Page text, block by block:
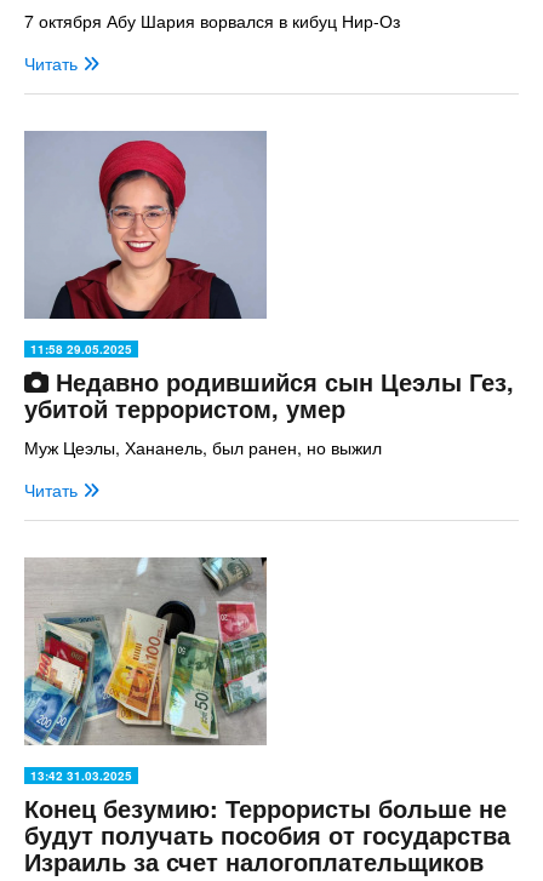
7 октября Абу Шария ворвался в кибуц Нир-Оз
Читать
11:58 29.05.2025
Недавно родившийся сын Цеэлы Гез,
убитой террористом, умер
Муж Цеэлы, Хананель, был ранен, но выжил
Читать
13:42 31.03.2025
Конец безумию: Террористы больше не
будут получать пособия от государства
Израиль за счет налогоплательщиков